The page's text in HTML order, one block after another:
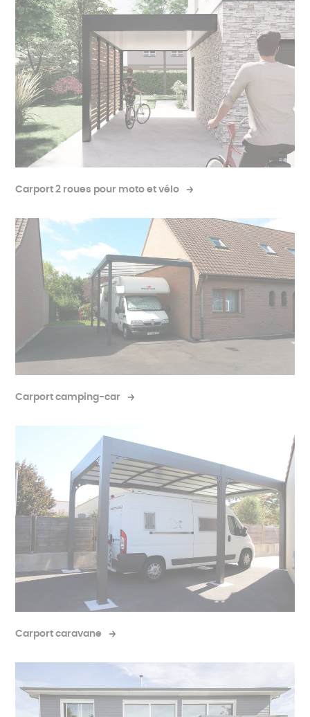
Carport 2 roues pour moto et vélo
Carport camping-car
Carport caravane